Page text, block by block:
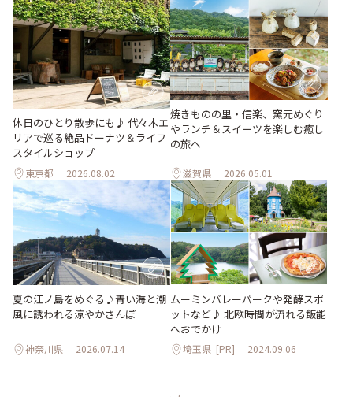
休日のひとり散歩にも♪ 代々木エ
リアで巡る絶品ドーナツ＆ライフ
スタイルショップ
東京都 2026.08.02
焼きものの里・信楽、窯元めぐり
やランチ＆スイーツを楽しむ癒し
の旅へ
滋賀県 2026.05.01
夏の江ノ島をめぐる♪青い海と潮
風に誘われる涼やかさんぽ
神奈川県 2026.07.14
ムーミンバレーパークや発酵スポ
ットなど♪ 北欧時間が流れる飯能
へおでかけ
埼玉県 [PR] 2024.09.06